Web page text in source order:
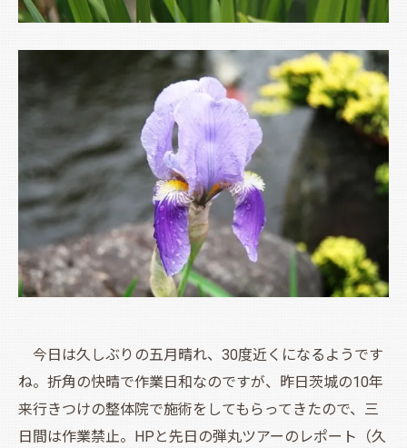
今日は久しぶりの五月晴れ、30度近くになるようです
ね。折角の快晴で作業日和なのですが、昨日茨城の10年
来行きつけの整体院で施術をしてもらってきたので、三
日間は作業禁止。HPと先日の弾丸ツアーのレポート（久